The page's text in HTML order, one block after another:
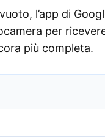
l’app di
per
più completa.